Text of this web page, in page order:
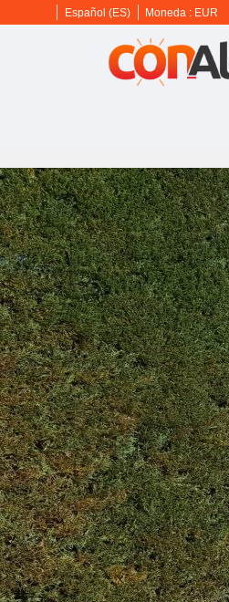
Español (ES) Moneda : EUR